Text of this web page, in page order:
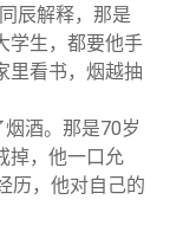
辰解释，那是
学生，都要他手
里看书，烟越抽
酒。那是70岁
掉，他一口允
历，他对自己的